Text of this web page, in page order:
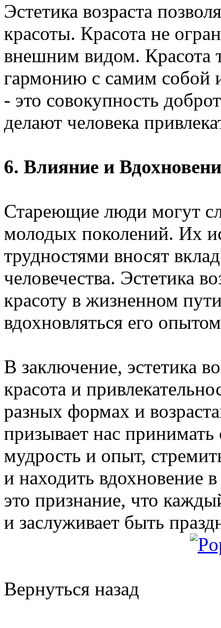
Эстетика возраста
красоты. Красота не
внешним видом. Красота
гармонию с самим
- это совокупность
делают человека
6. Влияние и
Стареющие люди могут
молодых поколений. Их
трудностями вносят
человечества. Эстетика
красоту в жизненном
вдохновляться его
В заключение, эстетика
красота и
разных формах и
призывает нас
мудрость и опыт,
и находить вдохновение
это признание, что
и заслуживает быть
Вернуться назад